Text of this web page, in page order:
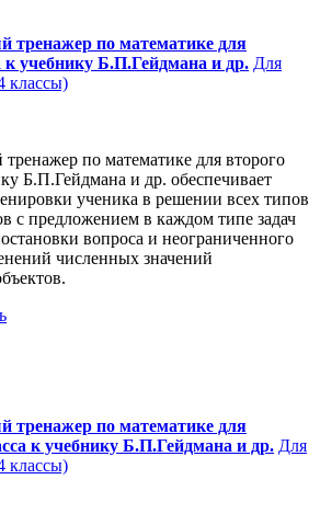
тренажер по математике для
к учебнику Б.П.Гейдмана и др. Для
классы)
по математике для второго
Б.П.Гейдмана и др. обеспечивает
ученика в решении всех типов
с предложением в каждом типе задач
вопроса и неограниченного
численных значений
тренажер по математике для
к учебнику Б.П.Гейдмана и др. Для
классы)